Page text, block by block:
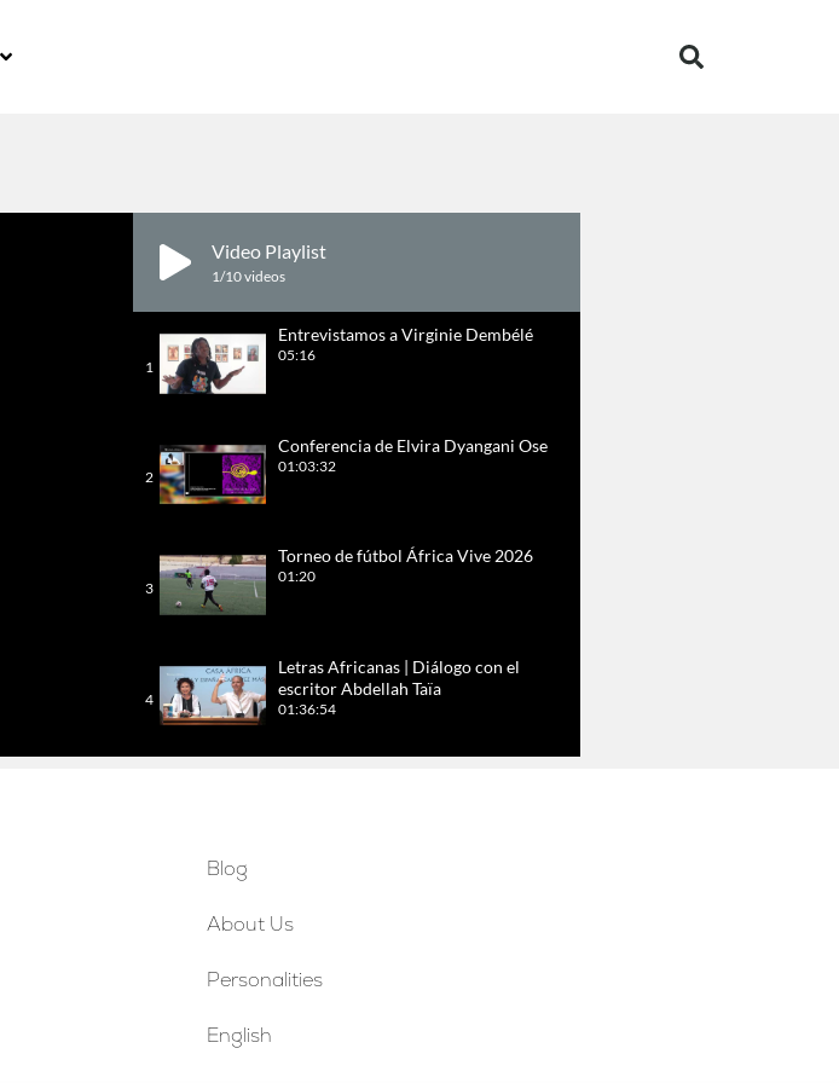
Video Playlist
1/10videos
1
Entrevistamos a Virginie Dembélé
05:16
2
Conferencia de Elvira Dyangani Ose
01:03:32
3
Torneo de fútbol África Vive 2026
01:20
4
Letras Africanas | Diálogo con el
escritor Abdellah Taïa
01:36:54
Occidental
Blog
About Us
Personalities
English